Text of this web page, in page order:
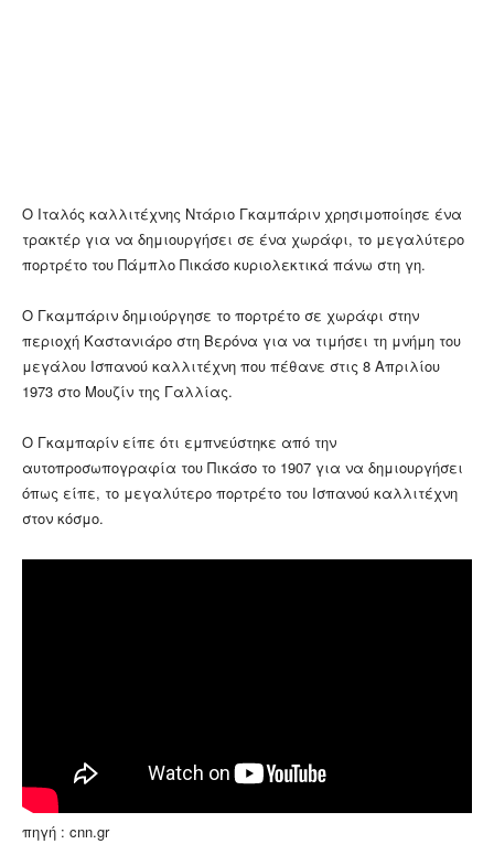
Ο Ιταλός καλλιτέχνης Ντάριο Γκαμπάριν χρησιμοποίησε ένα
τρακτέρ για να δημιουργήσει σε ένα χωράφι, το μεγαλύτερο
πορτρέτο του Πάμπλο Πικάσο κυριολεκτικά πάνω στη γη.
Ο Γκαμπάριν δημιούργησε το πορτρέτο σε χωράφι στην
περιοχή Καστανιάρο στη Βερόνα για να τιμήσει τη μνήμη του
μεγάλου Ισπανού καλλιτέχνη που πέθανε στις 8 Απριλίου
1973 στο Μουζίν της Γαλλίας.
Ο Γκαμπαρίν είπε ότι εμπνεύστηκε από την
αυτοπροσωπογραφία του Πικάσο το 1907 για να δημιουργήσει
όπως είπε, το μεγαλύτερο πορτρέτο του Ισπανού καλλιτέχνη
στον κόσμο.
πηγή : cnn.gr